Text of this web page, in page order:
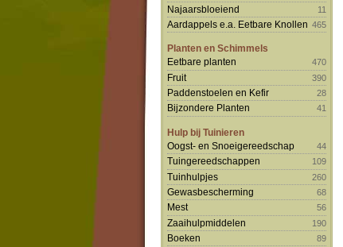
Najaarsbloeiend 11
Aardappels e.a. Eetbare Knollen 465
Planten en Schimmels
Eetbare planten
470
Fruit 390
Paddenstoelen en Kefir 28
Bijzondere Planten 41
Hulp bij Tuinieren
Oogst- en Snoeigereedschap
44
Tuingereedschappen 109
Tuinhulpjes 260
Gewasbescherming 68
Mest 56
Zaaihulpmiddelen 190
Boeken 89